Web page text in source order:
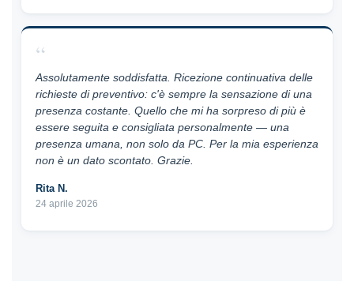
“
Assolutamente soddisfatta. Ricezione continuativa delle
richieste di preventivo: c'è sempre la sensazione di una
presenza costante. Quello che mi ha sorpreso di più è
essere seguita e consigliata personalmente — una
presenza umana, non solo da PC. Per la mia esperienza
non è un dato scontato. Grazie.
Rita N.
24 aprile 2026